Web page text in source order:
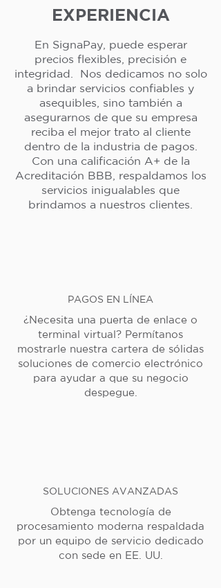
EXPERIENCIA
En SignaPay, puede esperar
precios flexibles, precisión e
integridad. Nos dedicamos no solo
a brindar servicios confiables y
asequibles, sino también a
asegurarnos de que su empresa
reciba el mejor trato al cliente
dentro de la industria de pagos.
Con una calificación A+ de la
Acreditación BBB, respaldamos los
servicios inigualables que
brindamos a nuestros clientes.
PAGOS EN LÍNEA
¿Necesita una puerta de enlace o
terminal virtual? Permítanos
mostrarle nuestra cartera de sólidas
soluciones de comercio electrónico
para ayudar a que su negocio
despegue.
SOLUCIONES AVANZADAS
Obtenga tecnología de
procesamiento moderna respaldada
por un equipo de servicio dedicado
con sede en EE. UU.